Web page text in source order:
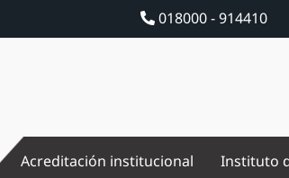
018000 - 914410
Acreditación institucional Instituto